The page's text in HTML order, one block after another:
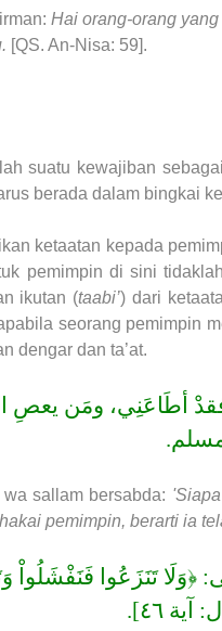
Hai orang-orang
[QS. An-Nisa: 59].
suatu kewajiban
ketaatan kepada
pemimpin di sini
ikutan (taabi’) dari
seorang pemimpin
dengar dan ta’at.
أطَاعَنِي، ومَن يعصِ
sallam bersabda:
pemimpin, berarti ia
﴿وَلَا تَنَزَعُوا
آية ٤٦].